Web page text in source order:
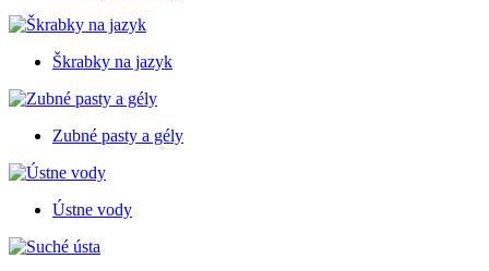
Škrabky na jazyk
Zubné pasty a gély
Ústne vody